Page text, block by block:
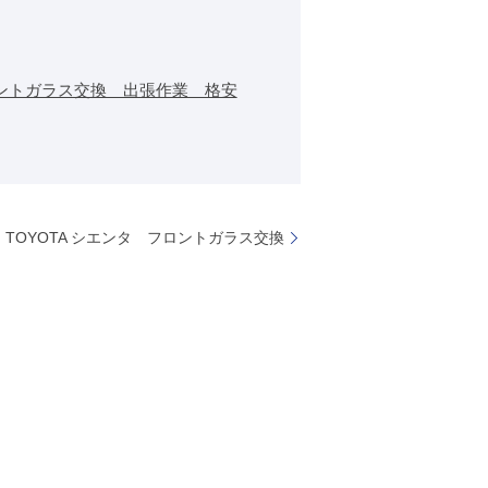
トガラス交換 出張作業 格安
TOYOTA シエンタ フロントガラス交換